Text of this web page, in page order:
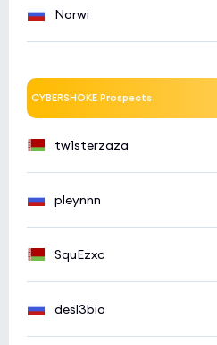
Norwi
CYBERSHOKE Prospects
tw1sterzaza
pleynnn
SquEzxc
desl3bio